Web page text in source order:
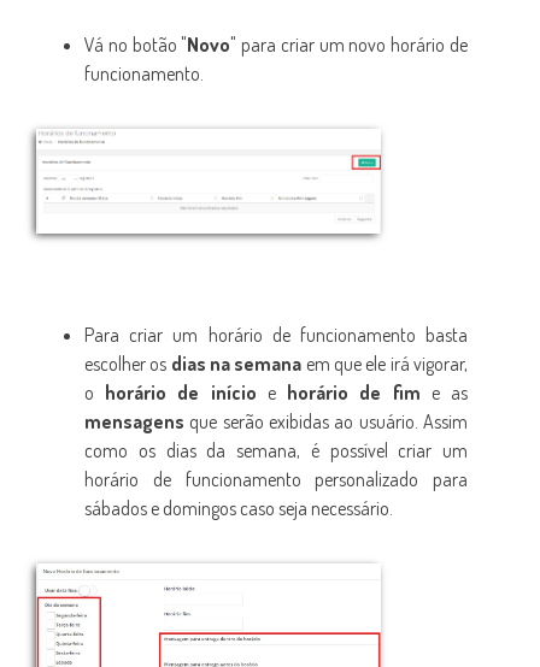
Vá no botão "Novo" para criar um novo horário de
funcionamento.
Para criar um horário de funcionamento basta
escolher os dias na semana em que ele irá vigorar,
o horário de início e horário de fim e as
mensagens que serão exibidas ao usuário. Assim
como os dias da semana, é possível criar um
horário de funcionamento personalizado para
sábados e domingos caso seja necessário.